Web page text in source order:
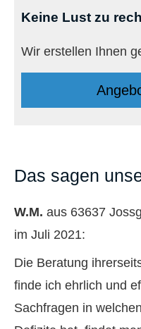
Keine Lust zu
Wir erstellen Ihnen
Das sagen
W.M. aus 63637
im Juli 2021:
Die Beratung
finde ich ehrlich und
Sachfragen in